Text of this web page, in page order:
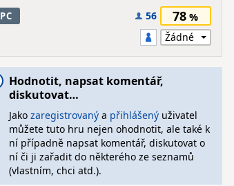
PC 56 78
Hodnotit, napsat komentář,
diskutovat…
Jako zaregistrovanýa přihlášenýuživatel
můžete tuto hru nejen ohodnotit, ale také k
ní případně napsat komentář, diskutovat o
ní či ji zařadit do některého ze seznamů
(vlastním, chci atd.).